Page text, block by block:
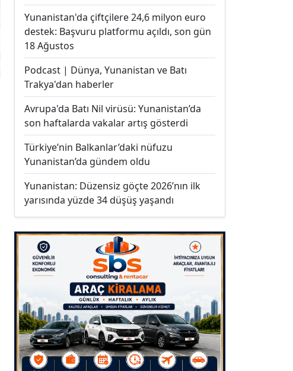
Yunanistan'da çiftçilere 24,6 milyon euro
destek: Başvuru platformu açıldı, son gün
18 Ağustos
Podcast | Dünya, Yunanistan ve Batı
Trakya'dan haberler
Avrupa'da Batı Nil virüsü: Yunanistan’da
son haftalarda vakalar artış gösterdi
Türkiye’nin Balkanlar’daki nüfuzu
Yunanistan’da gündem oldu
Yunanistan: Düzensiz göçte 2026’nın ilk
yarısında yüzde 34 düşüş yaşandı